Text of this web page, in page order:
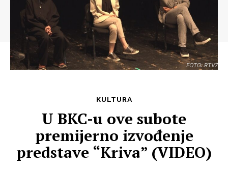
FOTO: RTV7
KULTURA
U BKC-u ove subote
premijerno izvođenje
predstave “Kriva” (VIDEO)